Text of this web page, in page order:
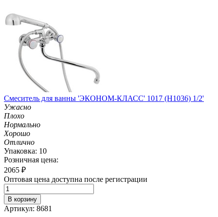
Смеситель для ванны 'ЭКОНОМ-КЛАСС' 1017 (H1036) 1/2'
Ужасно
Плохо
Нормально
Хорошо
Отлично
Упаковка: 10
Розничная цена:
2065 ₽
Оптовая цена доступна после регистрации
В корзину
Артикул: 8681